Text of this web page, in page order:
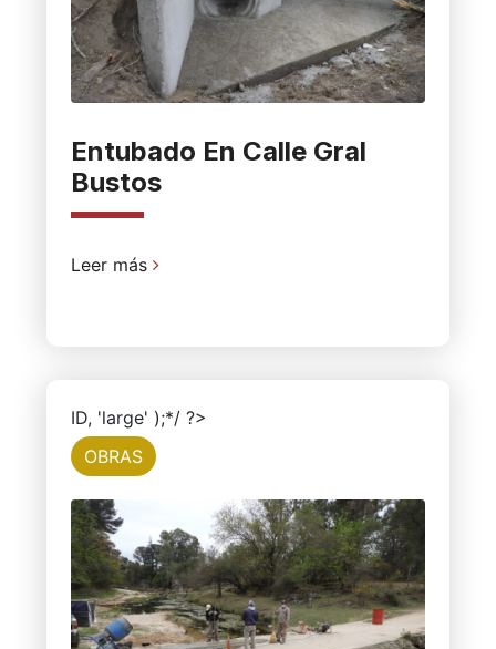
Entubado En Calle Gral
Bustos
Leer más
ID, 'large' );*/ ?>
OBRAS